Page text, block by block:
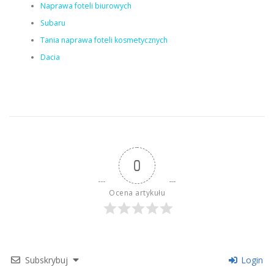
Naprawa foteli biurowych
Subaru
Tania naprawa foteli kosmetycznych
Dacia
0
Ocena artykułu
Subskrybuj Login